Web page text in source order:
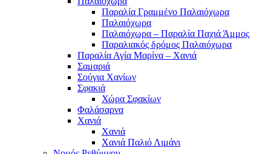
Παραλία Γραμμένο Παλαιόχωρα
Παλαιόχωρα
Παλαιόχωρα – Παραλία Παχιά Άμμος
Παραλιακός δρόμος Παλαιόχωρα
Παραλία Αγία Μαρίνα – Χανιά
Σαμαριά
Σούγια Χανίων
Σφακιά
Χώρα Σφακίων
Φαλάσαρνα
Χανιά
Χανιά
Χανιά Παλιό Λιμάνι